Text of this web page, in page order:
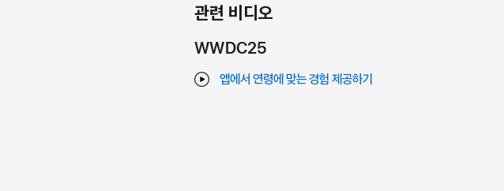
관련 비디오
WWDC25
앱에서 연령에 맞는 경험 제공하기